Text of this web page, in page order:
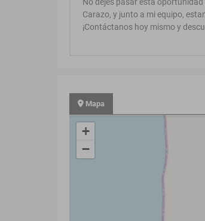
Carazo, y junto a mi equipo,
¡Contáctanos hoy mismo y
Mapa
+
−